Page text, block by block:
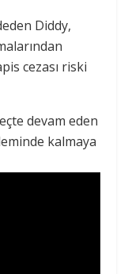
Diddy,
cezası riski
devam eden
kalmaya